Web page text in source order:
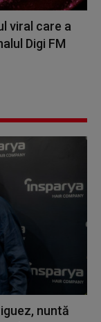
viral care a
Digi FM
nuntă